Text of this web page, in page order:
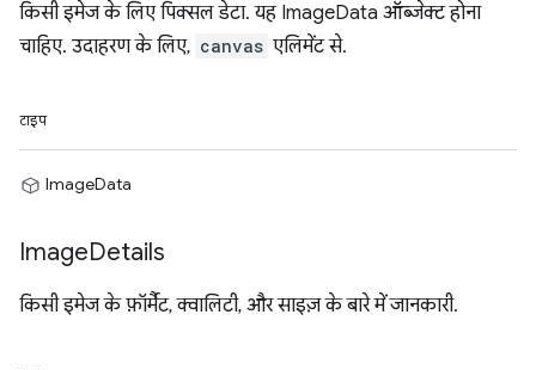
किसी इमेज के लिए पिक्सल डेटा. यह ImageData ऑब्जेक्ट होना
चाहिए. उदाहरण के लिए, canvas एलिमेंट से.
टाइप
ImageData
ImageDetails
किसी इमेज के फ़ॉर्मैट, क्वालिटी, और साइज़ के बारे में जानकारी.